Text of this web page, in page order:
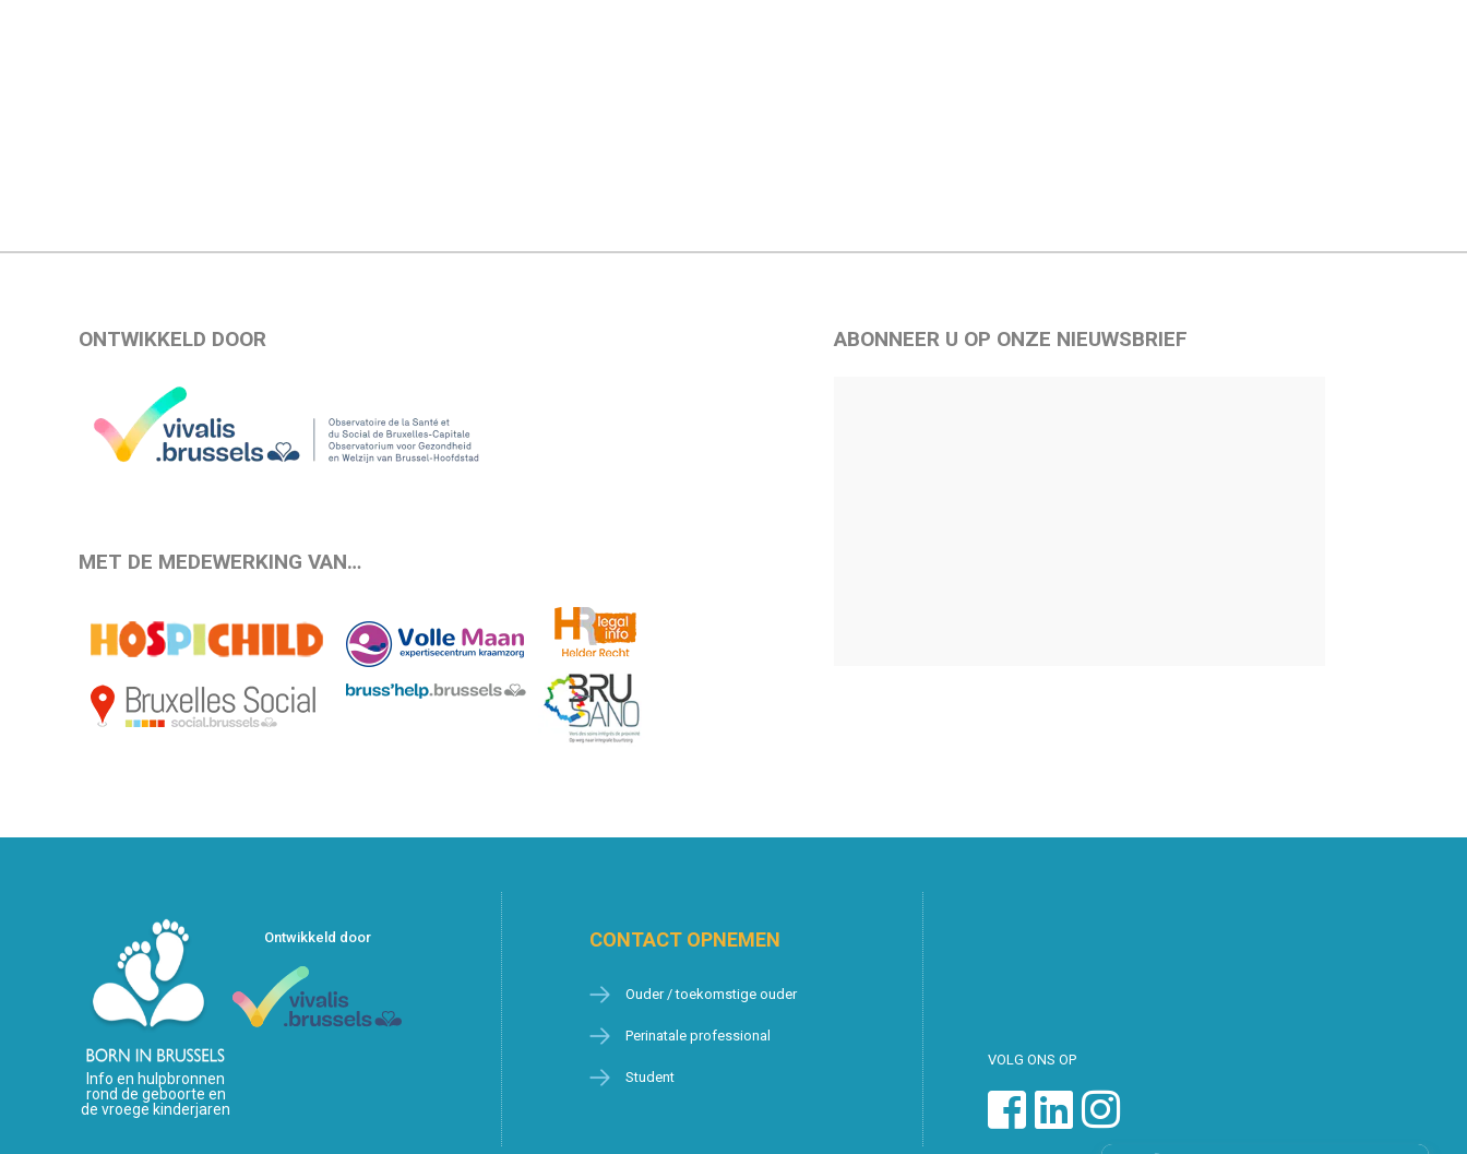
ONTWIKKELD DOOR
MET DE MEDEWERKING VAN…
ABONNEER U OP ONZE NIEUWSBRIEF
Info en hulpbronnen
rond de geboorte en
de vroege kinderjaren
Ontwikkeld door CONTACT OPNEMEN
Ouder / toekomstige ouder
Perinatale professional
Student
VOLG ONS OP